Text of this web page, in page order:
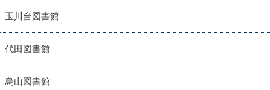
玉川台図書館
代田図書館
烏山図書館